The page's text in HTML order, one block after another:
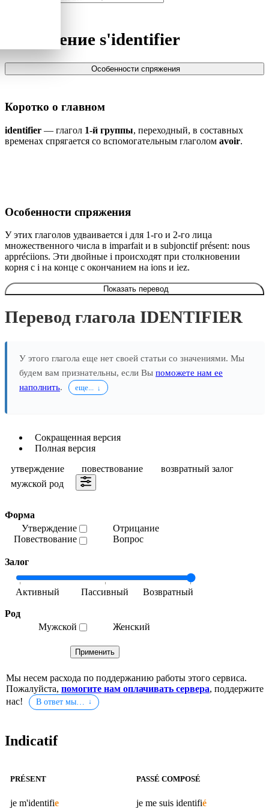
Спряжение s'identifier
Особенности спряжения
Коротко о главном
identifier — глагол 1-й группы, переходный, в составных
временах спрягается со вспомогательным глаголом avoir.
Особенности спряжения
У этих глаголов удваивается i для 1-го и 2-го лица
множественного числа в imparfait и в subjonctif présent: nous
appréciions. Эти двойные i происходят при столкновении
корня с i на конце с окончанием на ions и iez.
Показать перевод
Перевод глагола IDENTIFIER
У этого глагола еще нет своей статьи со значениями. Мы
будем вам признательны, если Вы поможете нам ее
наполнить. еще...
Сокращенная версия
Полная версия
утверждение
повествование
возвратный залог
мужской род
Форма
Утверждение
Повествование
Отрицание
Вопрос
Залог
Род
Мужской
Женский
Мы несем расхода по поддержанию работы этого сервиса.
Пожалуйста, помогите нам оплачивать сервера, поддержите
нас!
В ответ мы…
Indicatif
PRÉSENT
je m'identifie
PASSÉ COMPOSÉ
je me suis identifié